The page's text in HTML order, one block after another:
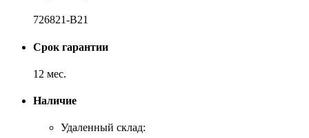
726821-B21
Срок гарантии
12 мес.
Наличие
Удаленный склад: